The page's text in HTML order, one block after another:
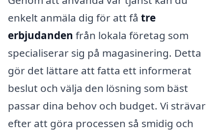
enkelt anmäla dig för att få tre
erbjudanden från lokala företag som
specialiserar sig på magasinering. Detta
gör det lättare att fatta ett informerat
beslut och välja den lösning som bäst
passar dina behov och budget. Vi strävar
efter att göra processen så smidig och